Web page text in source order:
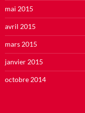
mai 2015
avril 2015
mars 2015
janvier 2015
octobre 2014